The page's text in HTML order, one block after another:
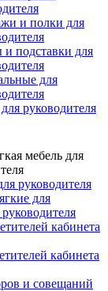
и полки для
подставки для
для
руководителя
мебель для
руководителя
для
кабинета
кабинета
и совещаний